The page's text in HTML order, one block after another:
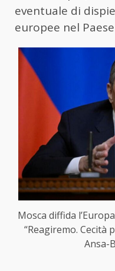
eventuale di
europee nel
Mosca diffida
“Reagiremo. Cecità
Ansa-